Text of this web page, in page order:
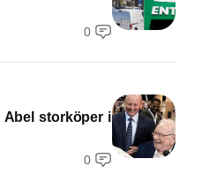
0
storköper i
0